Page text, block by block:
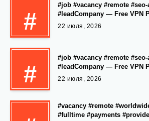
#
#job #vacancy #remote
#leadCompany — Free VPN
22 июля, 2026
#
#job #vacancy #remote
#leadCompany — Free VPN
22 июля, 2026
#vacancy #remote
#fulltime #payments